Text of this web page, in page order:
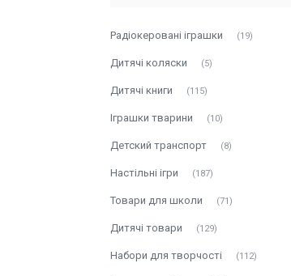
Радіокеровані іграшки 19
Дитячі коляски 5
Дитячі книги 115
Іграшки тварини 10
Детский транспорт 8
Настільні ігри 187
Товари для школи 71
Дитячі товари 129
Набори для творчості 112